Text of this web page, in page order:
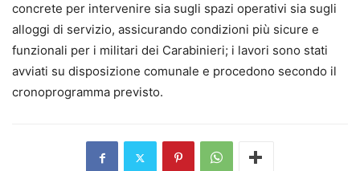
concrete per intervenire sia sugli spazi operativi sia sugli
alloggi di servizio, assicurando condizioni più sicure e
funzionali per i militari dei Carabinieri; i lavori sono stati
avviati su disposizione comunale e procedono secondo il
cronoprogramma previsto.